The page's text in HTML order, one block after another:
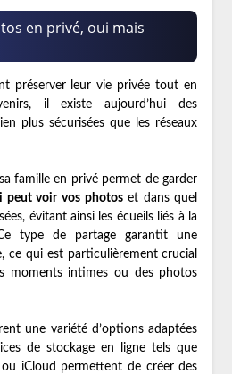
en privé, oui mais
préserver leur vie privée tout en
il existe aujourd’hui des
plus sécurisées que les réseaux
famille en privé permet de garder
peut voir vos photoset dans quel
évitant ainsi les écueils liés à la
type de partage garantit une
ce qui est particulièrement crucial
moments intimes ou des photos
une variété d’options adaptées
de stockage en ligne tels que
iCloud permettent de créer des